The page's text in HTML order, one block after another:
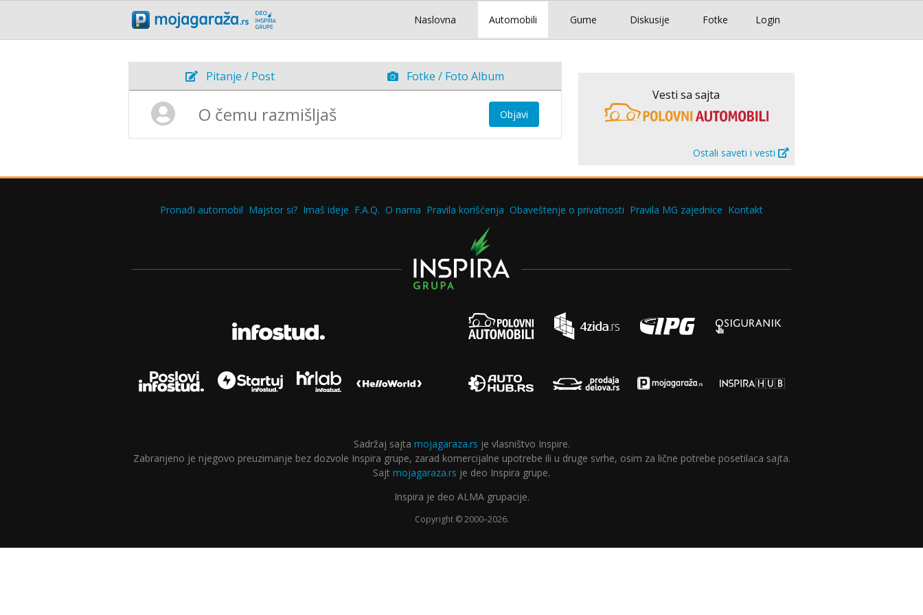
Login
Naslovna Automobili Gume Diskusije Fotke
Pitanje / Post Fotke / Foto Album
Objavi
Vesti sa sajta
Ostali saveti i vesti
Pronađi automobil Majstor si? Imaš ideje F.A.Q. O nama Pravila korišćenja Obaveštenje o privatnosti Pravila MG zajednice Kontakt
Sadržaj sajta mojagaraza.rs je vlasništvo Inspire.
Zabranjeno je njegovo preuzimanje bez dozvole Inspira grupe, zarad komercijalne upotrebe ili u druge svrhe, osim za lične potrebe posetilaca sajta.
Sajt mojagaraza.rs je deo Inspira grupe.
Inspira je deo ALMA grupacije.
Copyright © 2000–2026.